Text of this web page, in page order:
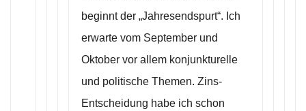
beginnt der „Jahresendspurt“. Ich
erwarte vom September und
Oktober vor allem konjunkturelle
und politische Themen. Zins-
Entscheidung habe ich schon